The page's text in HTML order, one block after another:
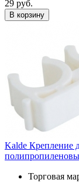
29 руб.
В корзину
Kalde Крепление
Торговая